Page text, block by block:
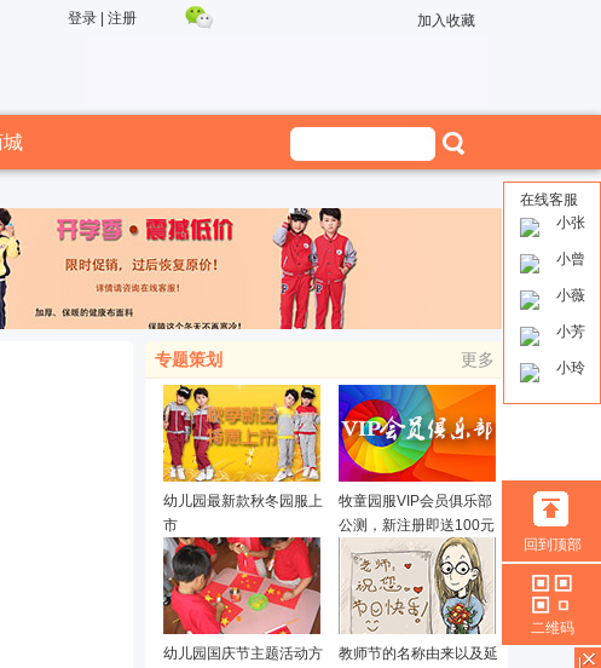
登录| 注册 加入收藏
城
专题策划 更多
幼儿园最新款秋冬园服上
市
牧童园服VIP会员俱乐部
公测，新注册即送100元
幼儿园国庆节主题活动方
教师节的名称由来以及延
在线客服
小张
小曾
小薇
小芳
小玲
回到顶部
二维码